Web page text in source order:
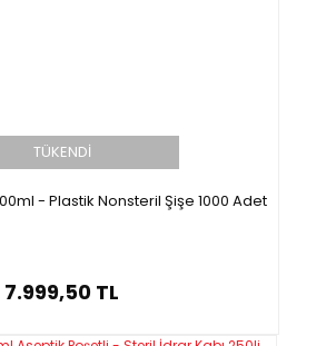
TÜKENDİ
- Plastik Nonsteril Şişe 1000 Adet
7.999,50 TL